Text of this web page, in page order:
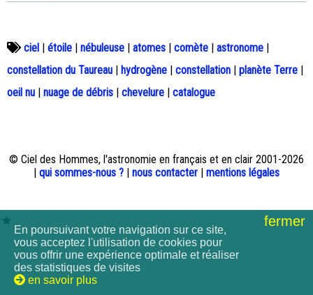
ciel | étoile | nébuleuse | atomes | comète | astronome |
constellation du Taureau | hydrogène | constellation | planète Terre |
oeil nu | nuage de débris | chevelure | catalogue
© Ciel des Hommes, l'astronomie en français et en clair 2001-2026
| qui sommes-nous ? | nous contacter | mentions légales
fermer
En poursuivant votre navigation sur ce site,
vous acceptez l'utilisation de cookies pour
vous offrir une expérience optimale et réaliser
des statistiques de visites
en savoir plus